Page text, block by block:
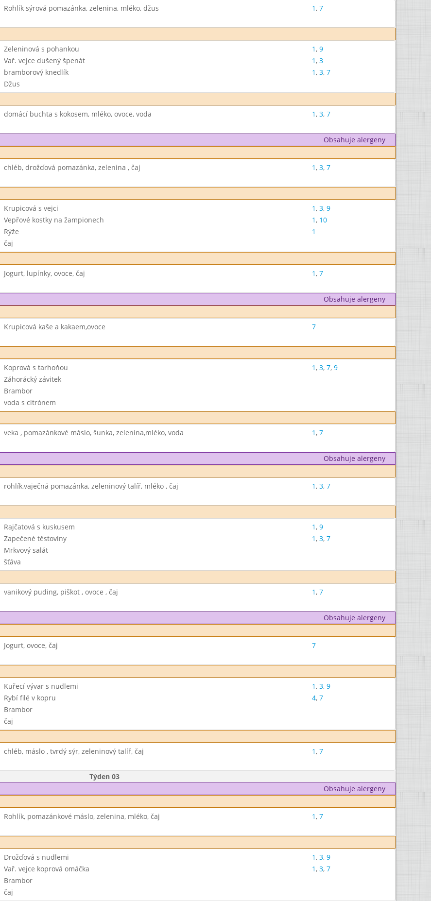
Rohlík sýrová pomazánka, zelenina, mléko, džus 1, 7
Zeleninová s pohankou 1, 9
Vař. vejce dušený špenát 1, 3
bramborový knedlík 1, 3, 7
Džus
domácí buchta s kokosem, mléko, ovoce, voda 1, 3, 7
Obsahuje alergeny
chléb, drožďová pomazánka, zelenina , čaj 1, 3, 7
Krupicová s vejci 1, 3, 9
Vepřové kostky na žampionech 1, 10
Rýže
1
čaj
Jogurt, lupínky, ovoce, čaj 1, 7
Obsahuje alergeny
Krupicová kaše a kakaem,ovoce 7
Koprová s tarhoňou 1, 3, 7, 9
Záhorácký závitek
Brambor
voda s citrónem
veka , pomazánkové máslo, šunka, zelenina,mléko, voda 1, 7
Obsahuje alergeny
rohlík,vaječná pomazánka, zeleninový talíř, mléko , čaj 1, 3, 7
Rajčatová s kuskusem 1, 9
Zapečené těstoviny 1, 3, 7
Mrkvový salát
šťáva
vanikový puding, piškot , ovoce , čaj 1, 7
Obsahuje alergeny
Jogurt, ovoce, čaj 7
Kuřecí vývar s nudlemi 1, 3, 9
Rybí filé v kopru 4, 7
Brambor
čaj
chléb, máslo , tvrdý sýr, zeleninový talíř, čaj 1, 7
Týden 03
Obsahuje alergeny
Rohlík, pomazánkové máslo, zelenina, mléko, čaj 1, 7
Drožďová s nudlemi 1, 3, 9
Vař. vejce koprová omáčka 1, 3, 7
Brambor
čaj